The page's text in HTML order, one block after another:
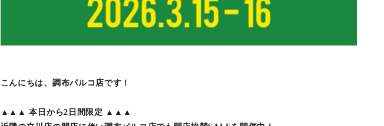
こんにちは、調布パルコ店です！
▲▲▲ 本日から2日間限定 ▲▲▲